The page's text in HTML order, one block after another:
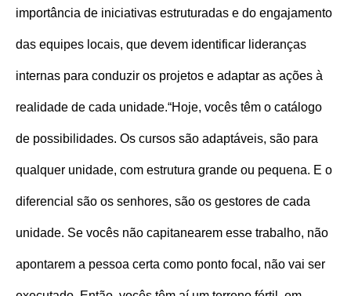
importância de iniciativas estruturadas e do engajamento
das equipes locais, que devem identificar lideranças
internas para conduzir os projetos e adaptar as ações à
realidade de cada unidade.“Hoje, vocês têm o catálogo
de possibilidades. Os cursos são adaptáveis, são para
qualquer unidade, com estrutura grande ou pequena. E o
diferencial são os senhores, são os gestores de cada
unidade. Se vocês não capitanearem esse trabalho, não
apontarem a pessoa certa como ponto focal, não vai ser